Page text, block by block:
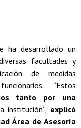
ha desarrollado un
facultades y
de medidas
“Estos
tanto por una
institución”, explicó
Área de Asesoría